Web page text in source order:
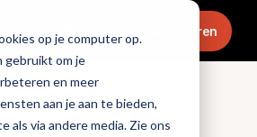
op je computer op.
gebruikt om je
en meer
aan je aan te bieden,
als via andere media. Zie ons
Menu Abonneren